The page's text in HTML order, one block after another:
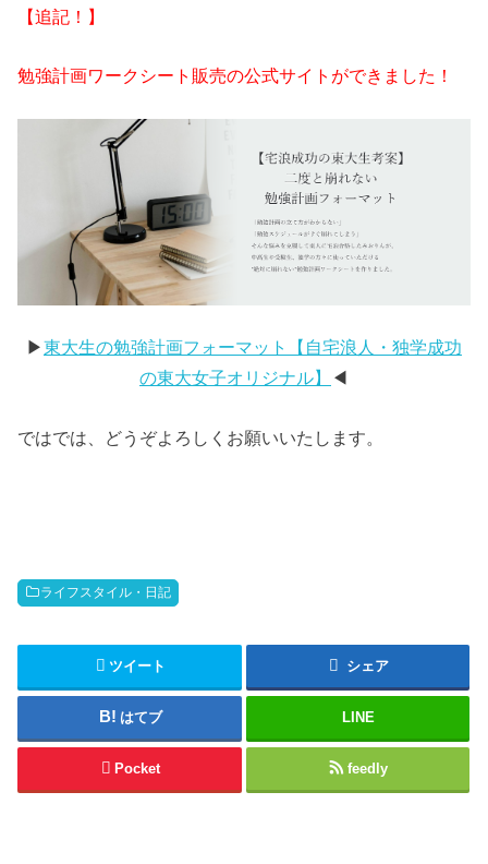
【追記！】
勉強計画ワークシート販売の公式サイトができました！
▶︎東大生の勉強計画フォーマット【自宅浪人・独学成功
の東大女子オリジナル】
◀︎
ではでは、どうぞよろしくお願いいたします。
ライフスタイル・日記
ツイート シェア
はてブ LINE
Pocket feedly